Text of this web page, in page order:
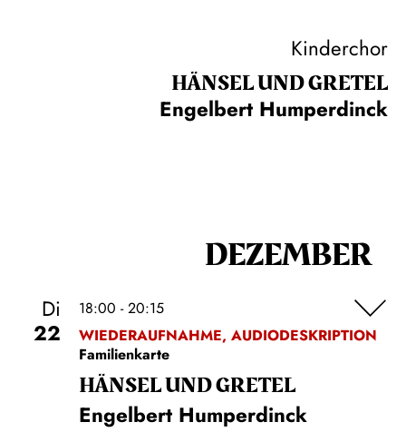
Kinderchor
HÄNSEL UND GRETEL
Engelbert Humperdinck
DEZEMBER
Di
22
18:00 - 20:15
WIEDERAUFNAHME, AUDIODESKRIPTION
Familienkarte
HÄNSEL UND GRETEL
Engelbert Humperdinck